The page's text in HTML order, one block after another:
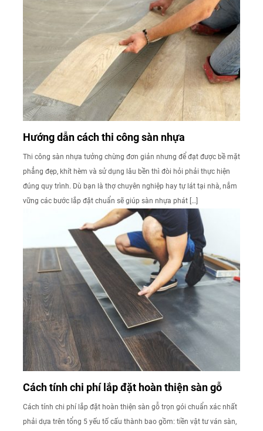
Hướng dẫn cách thi công sàn nhựa
Thi công sàn nhựa tưởng chừng đơn giản nhưng để đạt được bề mặt
phẳng đẹp, khít hèm và sử dụng lâu bền thì đòi hỏi phải thực hiện
đúng quy trình. Dù bạn là thợ chuyên nghiệp hay tự lát tại nhà, nắm
vững các bước lắp đặt chuẩn sẽ giúp sàn nhựa phát […]
Cách tính chi phí lắp đặt hoàn thiện sàn gỗ
Cách tính chi phí lắp đặt hoàn thiện sàn gỗ trọn gói chuẩn xác nhất
phải dựa trên tổng 5 yếu tố cấu thành bao gồm: tiền vật tư ván sàn,